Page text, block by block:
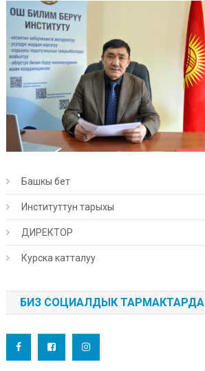
Башкы бет
Институттун тарыхы
ДИРЕКТОР
Курска катталуу
БИЗ СОЦИАЛДЫК ТАРМАКТАРДА